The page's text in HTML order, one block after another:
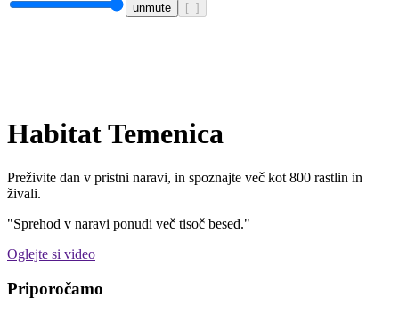
unmute
[ ]
Habitat Temenica
Preživite dan v pristni naravi, in spoznajte več kot 800 rastlin in
živali.
"Sprehod v naravi ponudi več tisoč besed."
Oglejte si video
Priporočamo